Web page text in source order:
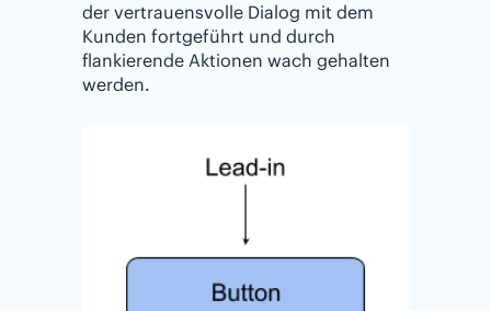
der vertrauensvolle Dialog mit dem
Kunden fortgeführt und durch
flankierende Aktionen wach gehalten
werden.